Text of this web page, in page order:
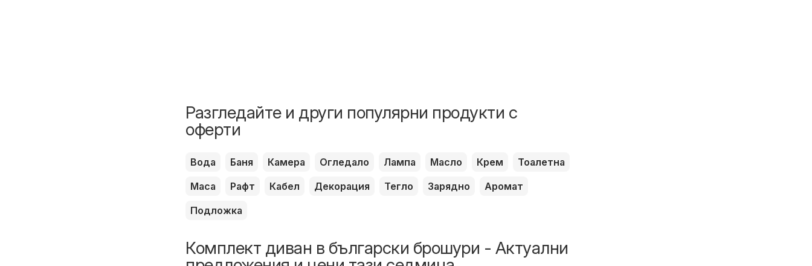
Разгледайте и други популярни продукти с
оферти
Вода Баня Камера Огледало Лампа Масло Крем
Тоалетна
Маса
Рафт Кабел Декорация Тегло Зарядно
Аромат
Подложка
Комплект диван в български брошури - Актуални